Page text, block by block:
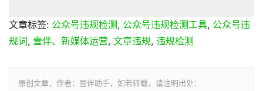
文章标签: 公众号违规检测 , 公众号违规检测工具, 公众号违
规词, 壹伴、新媒体运营, 文章违规, 违规检测
原创文章，作者：壹伴助手，如若转载，请注明出处：